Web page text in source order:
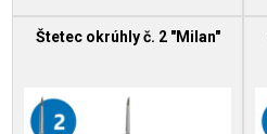
Štetec okrúhly č. 2 "Milan"